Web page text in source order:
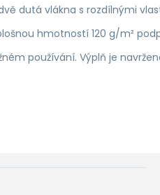
dutá vlákna s rozdílnými
hmotností 120 g/m²
používání. Výplň je